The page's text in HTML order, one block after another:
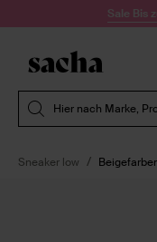
Zum Inhalt springenSale Bis
Hier nach Marke,
Sneaker low